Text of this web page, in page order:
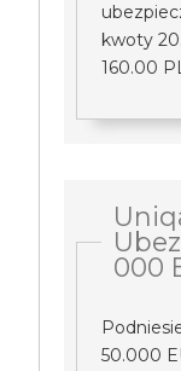
kwoty
160.00
000
50.000